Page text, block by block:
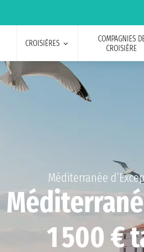
CROISIÈRES
COMPAGNIES
CROISIÈRE
Méditerranée
1 500 €